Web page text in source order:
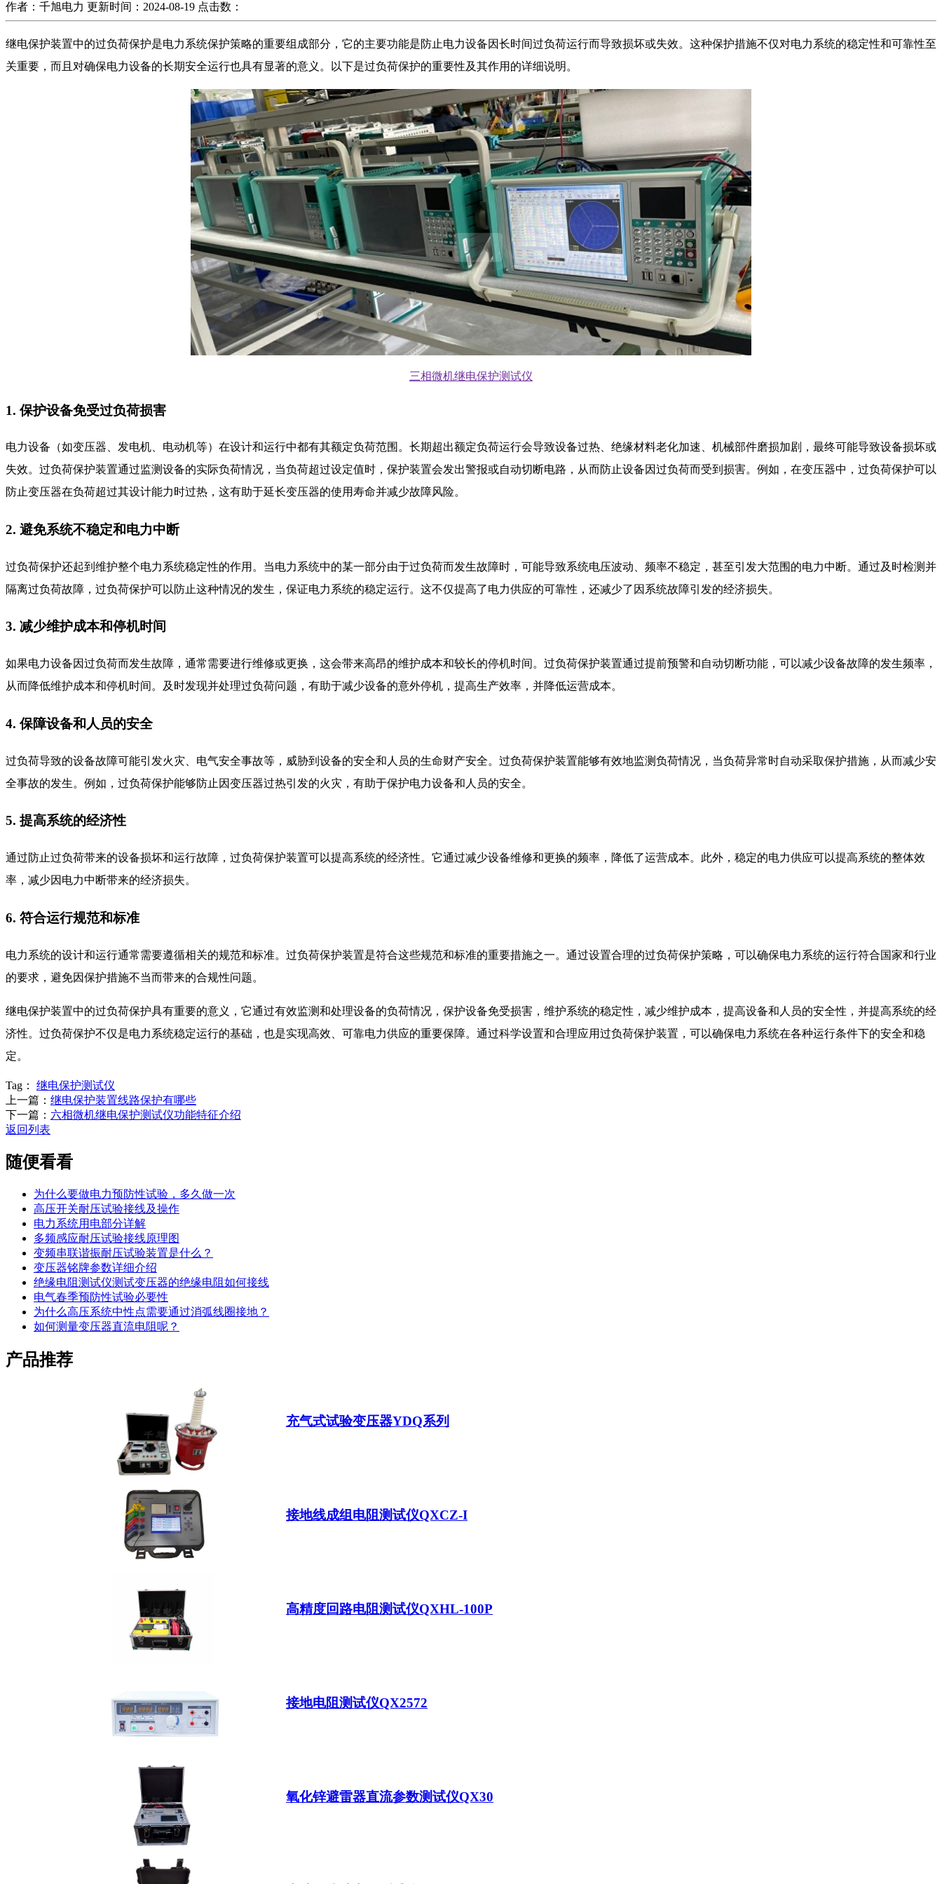
作者：千旭电力 更新时间：2024-08-19 点击数：
继电保护装置中的过负荷保护是电力系统保护策略的重要组成部分，它的主要功能是防止电力设备因长时间过负荷运行而导致损坏或失效。这种保护措施不仅对电力系统的稳定性和可靠性至
关重要，而且对确保电力设备的长期安全运行也具有显著的意义。以下是过负荷保护的重要性及其作用的详细说明。
三相微机继电保护测试仪
1. 保护设备免受过负荷损害
电力设备（如变压器、发电机、电动机等）在设计和运行中都有其额定负荷范围。长期超出额定负荷运行会导致设备过热、绝缘材料老化加速、机械部件磨损加剧，最终可能导致设备损坏或
失效。过负荷保护装置通过监测设备的实际负荷情况，当负荷超过设定值时，保护装置会发出警报或自动切断电路，从而防止设备因过负荷而受到损害。例如，在变压器中，过负荷保护可以
防止变压器在负荷超过其设计能力时过热，这有助于延长变压器的使用寿命并减少故障风险。
2. 避免系统不稳定和电力中断
过负荷保护还起到维护整个电力系统稳定性的作用。当电力系统中的某一部分由于过负荷而发生故障时，可能导致系统电压波动、频率不稳定，甚至引发大范围的电力中断。通过及时检测并
隔离过负荷故障，过负荷保护可以防止这种情况的发生，保证电力系统的稳定运行。这不仅提高了电力供应的可靠性，还减少了因系统故障引发的经济损失。
3. 减少维护成本和停机时间
如果电力设备因过负荷而发生故障，通常需要进行维修或更换，这会带来高昂的维护成本和较长的停机时间。过负荷保护装置通过提前预警和自动切断功能，可以减少设备故障的发生频率，
从而降低维护成本和停机时间。及时发现并处理过负荷问题，有助于减少设备的意外停机，提高生产效率，并降低运营成本。
4. 保障设备和人员的安全
过负荷导致的设备故障可能引发火灾、电气安全事故等，威胁到设备的安全和人员的生命财产安全。过负荷保护装置能够有效地监测负荷情况，当负荷异常时自动采取保护措施，从而减少安
全事故的发生。例如，过负荷保护能够防止因变压器过热引发的火灾，有助于保护电力设备和人员的安全。
5. 提高系统的经济性
通过防止过负荷带来的设备损坏和运行故障，过负荷保护装置可以提高系统的经济性。它通过减少设备维修和更换的频率，降低了运营成本。此外，稳定的电力供应可以提高系统的整体效
率，减少因电力中断带来的经济损失。
6. 符合运行规范和标准
电力系统的设计和运行通常需要遵循相关的规范和标准。过负荷保护装置是符合这些规范和标准的重要措施之一。通过设置合理的过负荷保护策略，可以确保电力系统的运行符合国家和行业
的要求，避免因保护措施不当而带来的合规性问题。
继电保护装置中的过负荷保护具有重要的意义，它通过有效监测和处理设备的负荷情况，保护设备免受损害，维护系统的稳定性，减少维护成本，提高设备和人员的安全性，并提高系统的经
济性。过负荷保护不仅是电力系统稳定运行的基础，也是实现高效、可靠电力供应的重要保障。通过科学设置和合理应用过负荷保护装置，可以确保电力系统在各种运行条件下的安全和稳
定。
Tag：
继电保护测试仪
上一篇： 继电保护装置线路保护有哪些
下一篇： 六相微机继电保护测试仪功能特征介绍
返回列表
随便看看
为什么要做电力预防性试验，多久做一次
高压开关耐压试验接线及操作
电力系统用电部分详解
多频感应耐压试验接线原理图
变频串联谐振耐压试验装置是什么？
变压器铭牌参数详细介绍
绝缘电阻测试仪测试变压器的绝缘电阻如何接线
电气春季预防性试验必要性
为什么高压系统中性点需要通过消弧线圈接地？
如何测量变压器直流电阻呢？
产品推荐
充气式试验变压器YDQ系列
接地线成组电阻测试仪QXCZ-I
高精度回路电阻测试仪QXHL-100P
接地电阻测试仪QX2572
氧化锌避雷器直流参数测试仪QX30